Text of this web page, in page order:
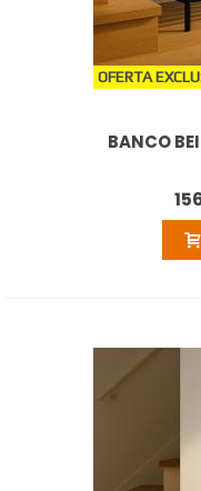
OFERTA
BANCO